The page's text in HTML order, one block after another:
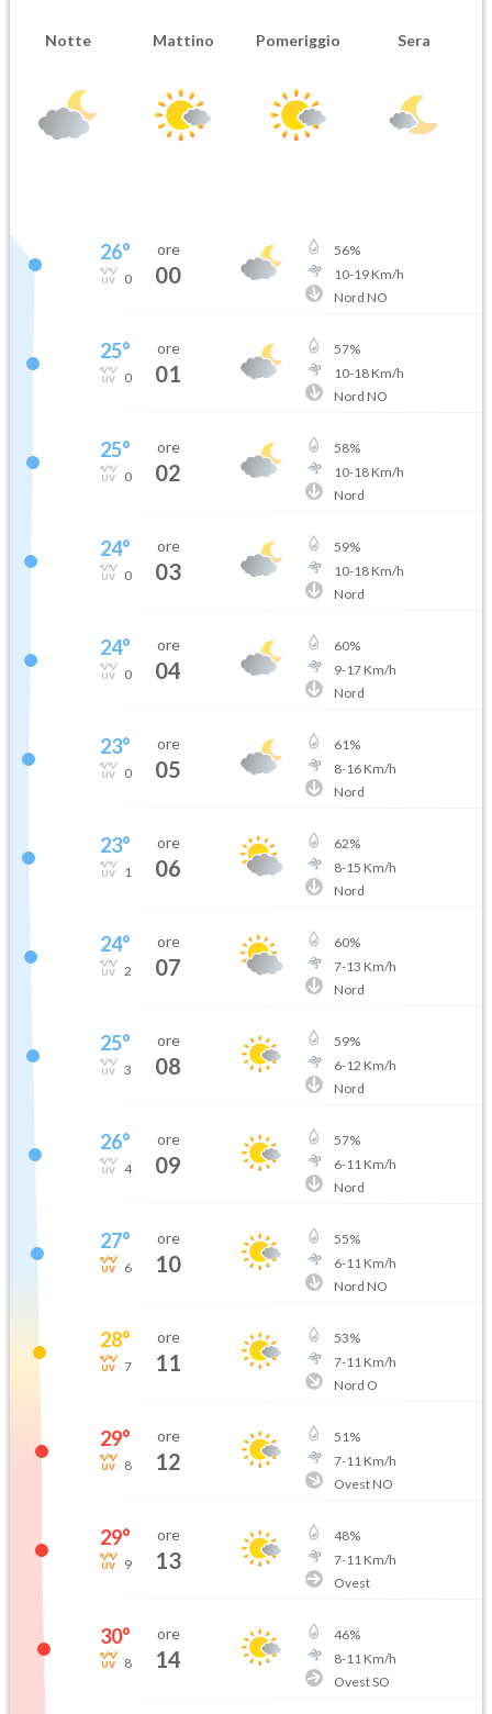
Notte Mattino Pomeriggio Sera
26°
0
ore
00
56%
10-19Km/h
Nord NO
25°
0
ore
01
57%
10-18Km/h
Nord NO
25°
0
ore
02
58%
10-18Km/h
Nord
24°
0
ore
03
59%
10-18Km/h
Nord
24°
0
ore
04
60%
9-17Km/h
Nord
23°
0
ore
05
61%
8-16Km/h
Nord
23°
1
ore
06
62%
8-15 Km/h
Nord
24°
2
ore
07
60%
7-13 Km/h
Nord
25°
3
ore
08
59%
6-12 Km/h
Nord
26°
4
ore
09
57%
6-11 Km/h
Nord
27°
6
ore
10
55%
6-11 Km/h
Nord NO
28°
7
ore
11
53%
7-11 Km/h
Nord O
29°
8
ore
12
51%
7-11 Km/h
Ovest NO
29°
9
ore
13
48%
7-11 Km/h
Ovest
30°
8
ore
14
46%
8-11 Km/h
Ovest SO